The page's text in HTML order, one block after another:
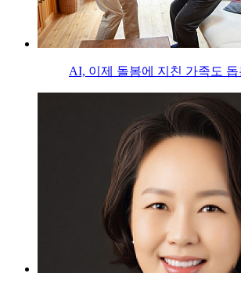
AI, 이제 돌봄에 지친 가족도